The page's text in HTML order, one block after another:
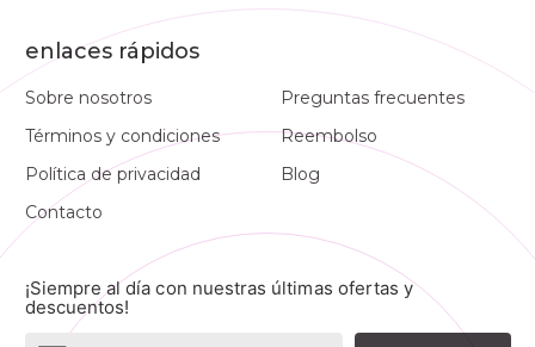
enlaces rápidos
Sobre nosotros
Términos y condiciones
Política de privacidad
Contacto
Preguntas frecuentes
Reembolso
Blog
¡Siempre al día con nuestras últimas ofertas y
descuentos!